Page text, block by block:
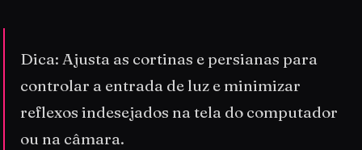
Dica: Ajusta as cortinas e persianas para
controlar a entrada de luz e minimizar
reflexos indesejados na tela do computador
ou na câmara.